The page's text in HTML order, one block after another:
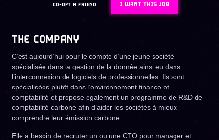
CO-OPT A FRIEND I WANT THIS JOB
THE COMPANY
C’est aujourd’hui pour le compte d’une jeune société,
spécialisée dans la gestion de la donnée ainsi eu dans
l’interconnexion de logiciels de professionnelles. Ils sont
spécialisées plutôt dans l’environnement finance et
comptabilité et propose également un programme de R&D de
comptabilité carbone afin d’aider les sociétés à mieux
comprendre leur émission carbone.
Elle a besoin de recruter un ou une CTO pour manager et